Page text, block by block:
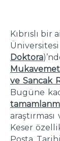
Kıbrıslı
Doktora
ve Sancak
Bugüne
Keser